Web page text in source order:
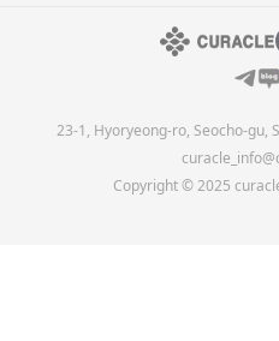
23-1, Hyoryeong-ro, Seocho-gu,
Copyright © 2025